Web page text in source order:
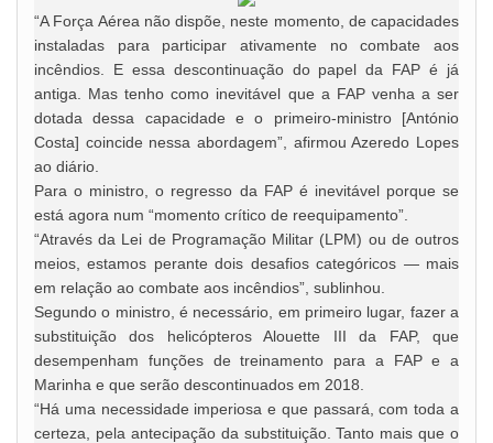
“A Força Aérea não dispõe, neste momento, de capacidades
instaladas para participar ativamente no combate aos
incêndios. E essa descontinuação do papel da FAP é já
antiga. Mas tenho como inevitável que a FAP venha a ser
dotada dessa capacidade e o primeiro-ministro [António
Costa] coincide nessa abordagem”, afirmou Azeredo Lopes
ao diário.
Para o ministro, o regresso da FAP é inevitável porque se
está agora num “momento crítico de reequipamento”.
“Através da Lei de Programação Militar (LPM) ou de outros
meios, estamos perante dois desafios categóricos — mais
em relação ao combate aos incêndios”, sublinhou.
Segundo o ministro, é necessário, em primeiro lugar, fazer a
substituição dos helicópteros Alouette III da FAP, que
desempenham funções de treinamento para a FAP e a
Marinha e que serão descontinuados em 2018.
“Há uma necessidade imperiosa e que passará, com toda a
certeza, pela antecipação da substituição. Tanto mais que o